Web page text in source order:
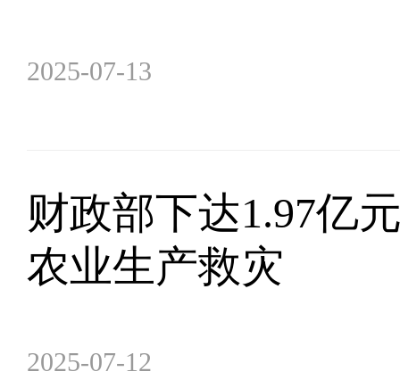
2025-07-13
财政部下达1.97亿
农业生产救灾
2025-07-12